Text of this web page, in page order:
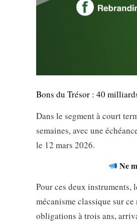
Bons du Trésor : 40
Dans le segment à court
semaines, avec une
le 12 mars 2026.
Ne
Pour ces deux instruments,
mécanisme classique sur
obligations à trois ans,